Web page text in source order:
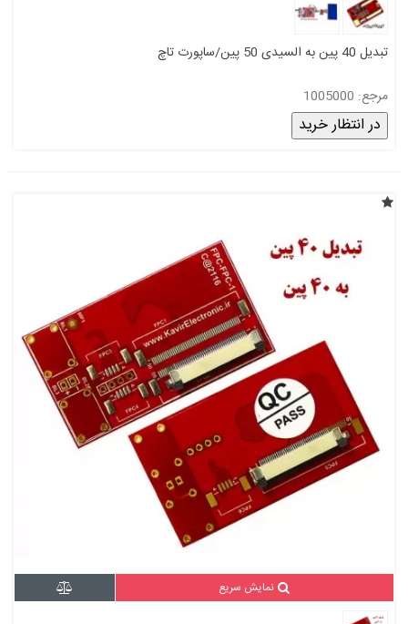
تبدیل 40 پین به السیدی 50 پین/ساپورت تاچ
مرجع: 1005000
در انتظار خرید
نمایش سریع